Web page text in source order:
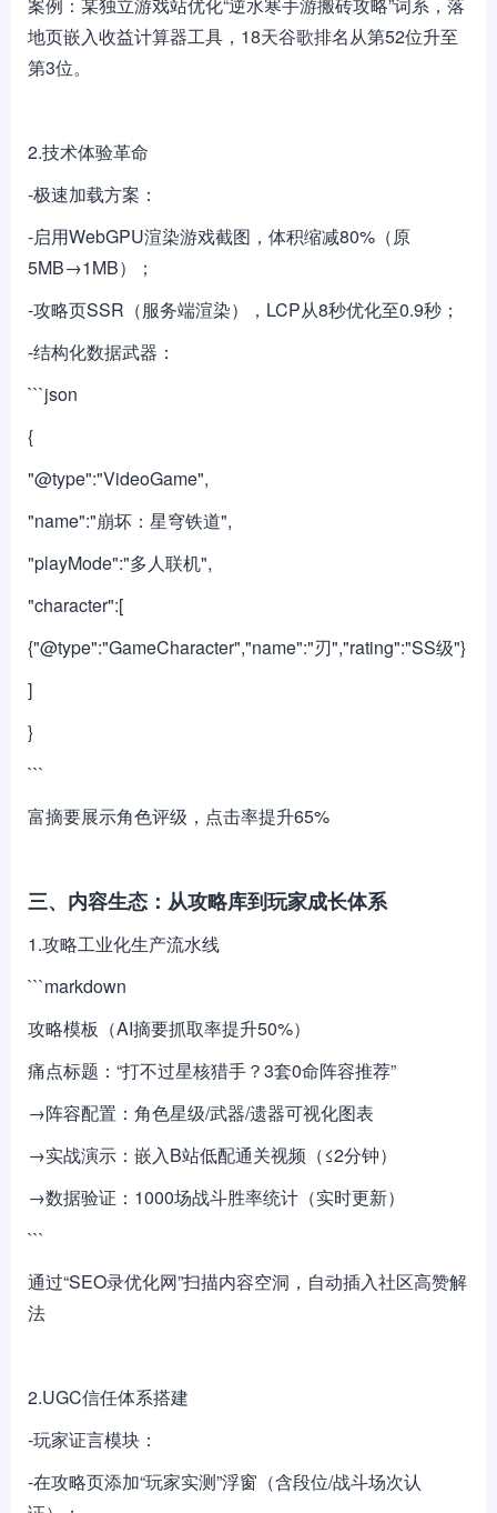
地页嵌入收益计算器工具，18天谷歌排名从第52位升至
第3位。
2.技术体验革命
-极速加载方案：
-启用WebGPU渲染游戏截图，体积缩减80%（原
5MB→1MB）；
-攻略页SSR（服务端渲染），LCP从8秒优化至0.9秒；
-结构化数据武器：
```json
{
"@type":"VideoGame",
"name":"崩坏：星穹铁道",
"playMode":"多人联机",
"character":[
{"@type":"GameCharacter","name":"刃","rating":"SS级"}
]
}
```
富摘要展示角色评级，点击率提升65%
三、内容生态：从攻略库到玩家成长体系
1.攻略工业化生产流水线
```markdown
攻略模板（AI摘要抓取率提升50%）
痛点标题：“打不过星核猎手？3套0命阵容推荐”
→阵容配置：角色星级/武器/遗器可视化图表
→实战演示：嵌入B站低配通关视频（≤2分钟）
→数据验证：1000场战斗胜率统计（实时更新）
```
通过“SEO录优化网”扫描内容空洞，自动插入社区高赞解
法
2.UGC信任体系搭建
-玩家证言模块：
-在攻略页添加“玩家实测”浮窗（含段位/战斗场次认